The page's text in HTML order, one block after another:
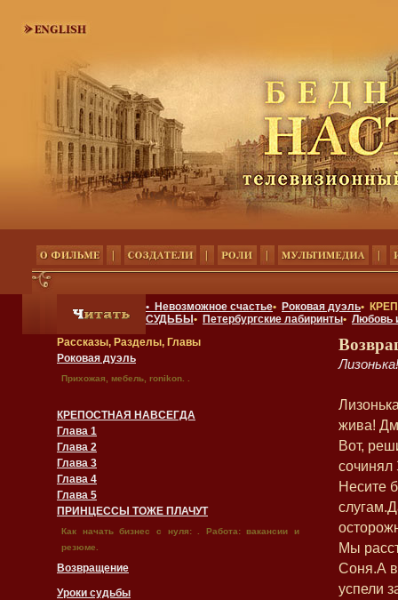
• Невозможное счастье• Роковая дуэль•
СУДЬБЫ • Петербургские лабиринты• Любовь
Рассказы, Разделы, Главы
Роковая дуэль
Прихожая, мебель, ronikon. .
КРЕПОСТНАЯ НАВСЕГДА
Глава 1
Глава 2
Глава 3
Глава 4
Глава 5
ПРИНЦЕССЫ ТОЖЕ ПЛАЧУТ
Как начать бизнес с нуля: . Работа: вакансии и
резюме.
Возвращение
Уроки судьбы
Лизонька!
жива!
Вот,
сочинял
Несите
Мы
Соня.А
успели